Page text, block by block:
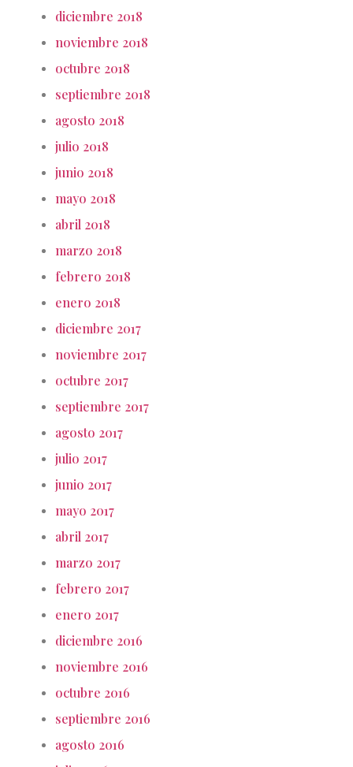
diciembre 2018
noviembre 2018
octubre 2018
septiembre 2018
agosto 2018
julio 2018
junio 2018
mayo 2018
abril 2018
marzo 2018
febrero 2018
enero 2018
diciembre 2017
noviembre 2017
octubre 2017
septiembre 2017
agosto 2017
julio 2017
junio 2017
mayo 2017
abril 2017
marzo 2017
febrero 2017
enero 2017
diciembre 2016
noviembre 2016
octubre 2016
septiembre 2016
agosto 2016